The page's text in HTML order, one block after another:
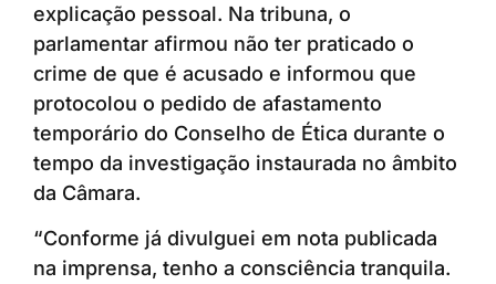
explicação pessoal. Na tribuna, o
parlamentar afirmou não ter praticado o
crime de que é acusado e informou que
protocolou o pedido de afastamento
temporário do Conselho de Ética durante o
tempo da investigação instaurada no âmbito
da Câmara.
“Conforme já divulguei em nota publicada
na imprensa, tenho a consciência tranquila.